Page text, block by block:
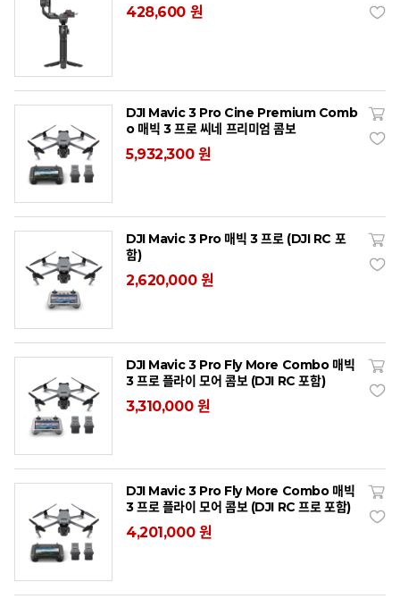
428,600 원
DJI Mavic 3 Pro Cine Premium Comb
o 매빅 3 프로 씨네 프리미엄 콤보
5,932,300 원
DJI Mavic 3 Pro 매빅 3 프로 (DJI RC 포
함)
2,620,000 원
DJI Mavic 3 Pro Fly More Combo 매빅
3 프로 플라이 모어 콤보 (DJI RC 포함)
3,310,000 원
DJI Mavic 3 Pro Fly More Combo 매빅
3 프로 플라이 모어 콤보 (DJI RC 프로 포함)
4,201,000 원